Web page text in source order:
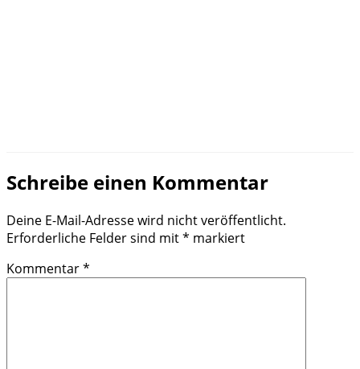
Schreibe einen Kommentar
Deine E-Mail-Adresse wird nicht veröffentlicht.
Erforderliche Felder sind mit* markiert
Kommentar*